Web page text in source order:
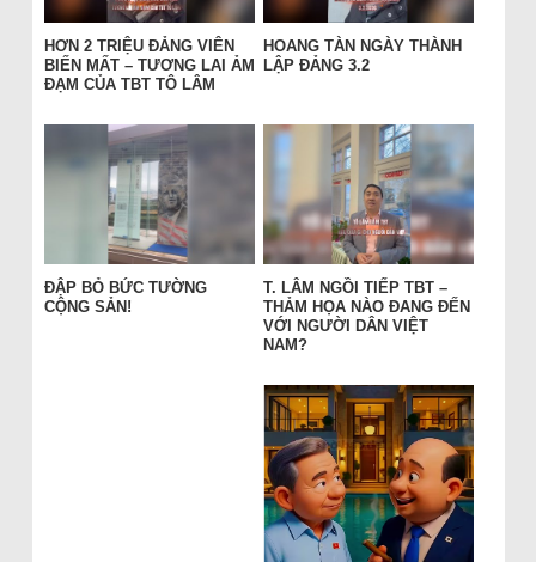
HƠN 2 TRIỆU ĐẢNG VIÊN
BIẾN MẤT – TƯƠNG LAI ẢM
ĐẠM CỦA TBT TÔ LÂM
HOANG TÀN NGÀY THÀNH
LẬP ĐẢNG 3.2
ĐẬP BỎ BỨC TƯỜNG
CỘNG SẢN!
T. LÂM NGỒI TIẾP TBT –
THẢM HỌA NÀO ĐANG ĐẾN
VỚI NGƯỜI DÂN VIỆT
NAM?